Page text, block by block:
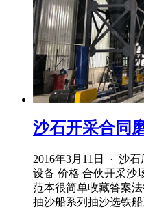
沙石开采合同
2016年3月11日 · 沙
设备 价格 合伙开采沙
范本很简单收藏答案
抽沙船系列抽沙选铁船